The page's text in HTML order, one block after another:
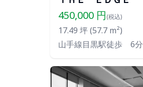
450,000円(税込)
17.49 坪 (57.7m²)
山手線目黒駅徒歩 6分